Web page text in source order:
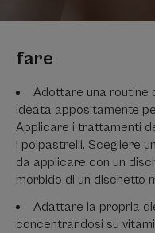
fare
Adottare una routine
ideata appositamente
Applicare i trattamenti
i polpastrelli. Scegliere
da applicare con un
morbido di un dischetto
Adattare la propria
concentrandosi su